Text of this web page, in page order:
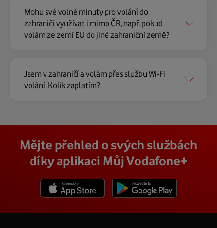
Mohu své volné minuty pro volání do
zahraničí využívat i mimo ČR, např. pokud
volám ze zemí EU do jiné zahraniční země?
Jsem v zahraničí a volám přes službu Wi-Fi
volání. Kolik zaplatím?
Mějte přehled o svých službách
díky aplikaci Můj Vodafone+